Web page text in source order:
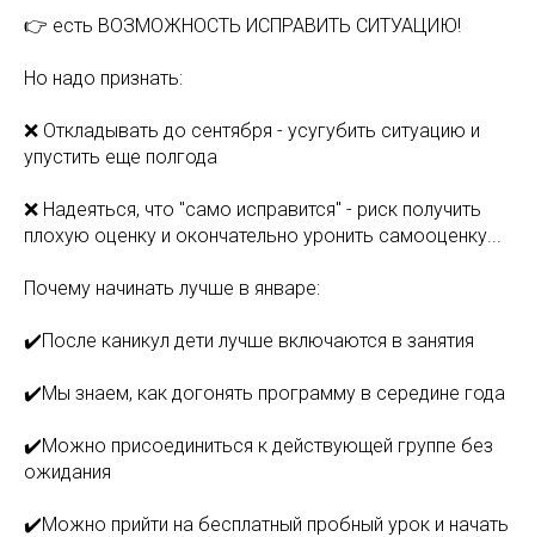
👉 есть ВОЗМОЖНОСТЬ ИСПРАВИТЬ СИТУАЦИЮ!
Но надо признать:
❌ Откладывать до сентября - усугубить ситуацию и
упустить еще полгода
❌ Надеяться, что "само исправится" - риск получить
плохую оценку и окончательно уронить самооценку...
Почему начинать лучше в январе:
✔️После каникул дети лучше включаются в занятия
✔️Мы знаем, как догонять программу в середине года
✔️Можно присоединиться к действующей группе без
ожидания
✔️Можно прийти на бесплатный пробный урок и начать